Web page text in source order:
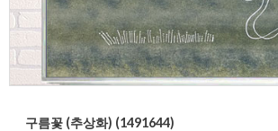
구름꽃 (추상화) (1491644)